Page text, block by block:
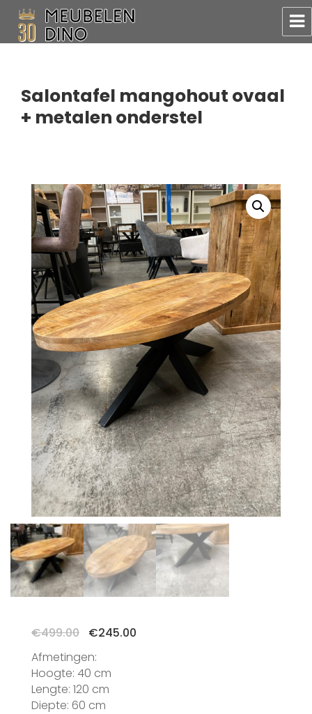
Salontafel mangohout ovaal
+ metalen onderstel
€499.00
Oorspronkelijke
was:
€499.00.
€245.00
Afmetingen:
Hoogte: 40 cm
Lengte: 120 cm
Diepte: 60 cm